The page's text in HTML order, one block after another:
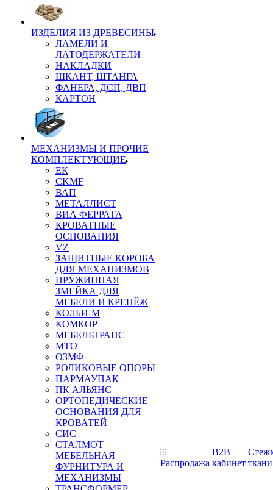
ИЗДЕЛИЯ ИЗ ДРЕВЕСИНЫ
ЛАМЕЛИ И
ЛАТОДЕРЖАТЕЛИ
НАКЛАДКИ
ШКАНТ, ШТАНГА
ФАНЕРА, ДСП, ДВП
КАРТОН
МЕХАНИЗМЫ И ПРОЧИЕ
КОМПЛЕКТУЮЩИЕ
ЕК
CKMF
ВАП
МЕТАЛЛИСТ
ВИА ФЕРРАТА
КРОВАТНЫЕ
ОСНОВАНИЯ
VZ
ЗАЩИТНЫЕ КОРОБА
ДЛЯ МЕХАНИЗМОВ
ПРУЖИННАЯ
ЗМЕЙКА ДЛЯ
МЕБЕЛИ И КРЕПЁЖ
КОЛБИ-М
КОМКОР
МЕБЕЛЬТРАНС
MTO
ОЗМФ
РОЛИКОВЫЕ ОПОРЫ
ПАРМАУПАК
ПК АЛЬЯНС
ОРТОПЕДИЧЕСКИЕ
ОСНОВАНИЯ ДЛЯ
КРОВАТЕЙ
СИС
СТАЛМОТ
МЕБЕЛЬНАЯ
ФУРНИТУРА И
МЕХАНИЗМЫ
Распродажа
B2B
кабинет ткани